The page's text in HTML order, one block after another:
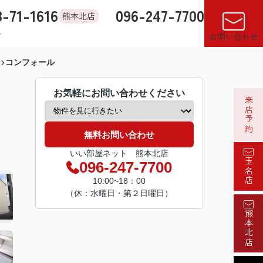
71-1616 熊本北店 096-247-7700
お問い合わせ
コンフォール
お気軽にお問い合わせください
無料お問い合わせ
いい部屋ネット 熊本北店
096-247-7700
10:00~18：00
（休：水曜日・第２日曜日）
来店予約
玉名店
熊本北店